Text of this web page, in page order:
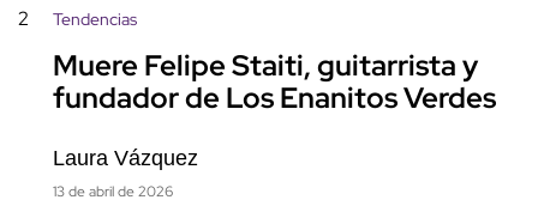
2 Tendencias
Muere Felipe Staiti, guitarrista y
fundador de Los Enanitos Verdes
Laura Vázquez
13 de abril de 2026